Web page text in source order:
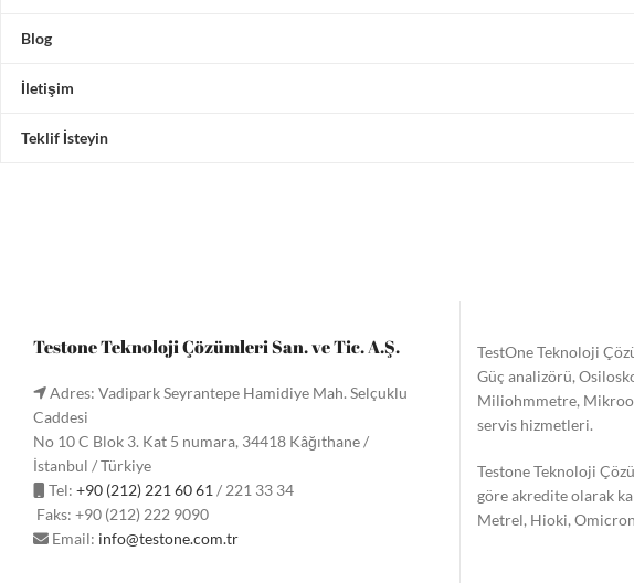
Blog
İletişim
Teklif İsteyin
Testone Teknoloji Çözümleri San. ve Tic. A.Ş.
Adres: Vadipark Seyrantepe Hamidiye Mah. Selçuklu
Caddesi
No 10 C Blok 3. Kat 5 numara, 34418 Kâğıthane /
İstanbul / Türkiye
Tel: +90 (212) 221 60 61 / 221 33 34
Faks: +90 (212) 222 9090
Email: info@testone.com.tr
TestOne Teknoloji
Güç analizörü,
Miliohmmetre,
servis hizmetleri.
Testone Teknoloji
göre akredite olarak
Metrel, Hioki,